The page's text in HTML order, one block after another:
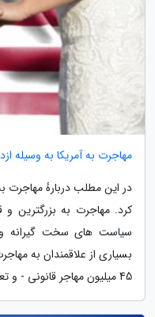
مهاجرت به آمریکا به وسیله
در این مطلب دربارهٔ مهاجرت
کرد. مهاجرت به بزرگترین و
سیاست های سخت گیرانه
بسیاری از علاقمندان به
45 میلیون مهاجر قانونی - و تعداد...